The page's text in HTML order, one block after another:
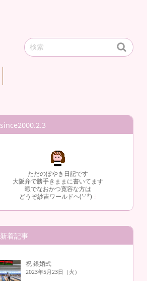
since2000.2.3
ただのぼやき日記です
大阪弁で勝手きままに書いてます
暇でなおかつ寛容な方は
どうぞ紗吉ワールドヘ('-'*)
新着記事
祝 銀婚式
2023年5月23日（火）